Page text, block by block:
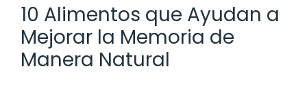
10 Alimentos que Ayudan a
Mejorar la Memoria de
Manera Natural